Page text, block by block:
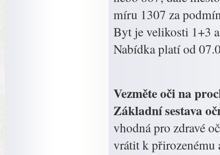
míru 1307 za
Byt je velikosti 1+3
Nabídka platí od
Vezměte oči na
Základní sestava
vhodná pro zdravé
vrátit k přirozenému